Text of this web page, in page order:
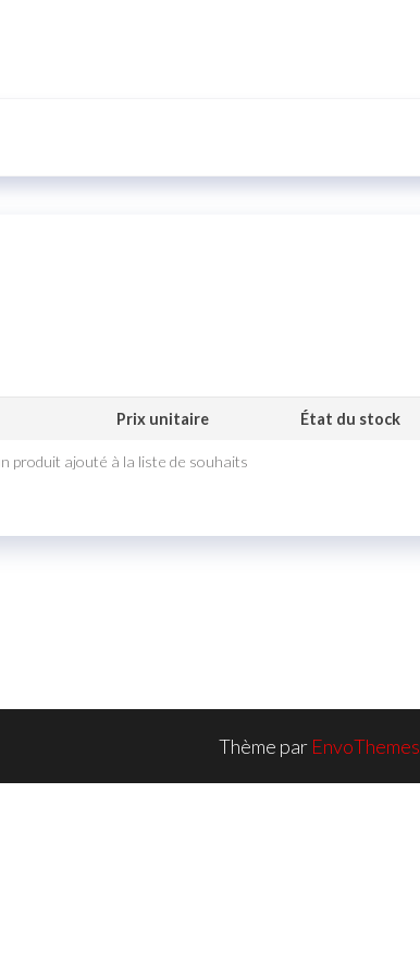
Prix unitaire État du stock
produit ajouté à la liste de souhaits
Thème par EnvoThemes